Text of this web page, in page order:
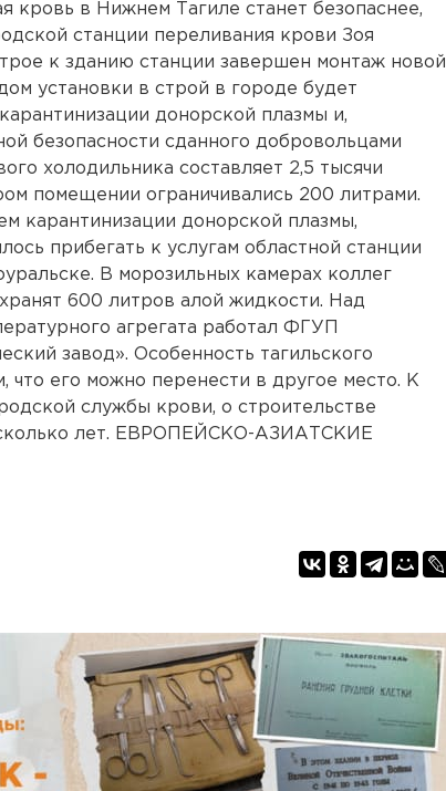
в Нижнем Тагиле станет безопаснее,
станции переливания крови Зоя
к зданию станции завершен монтаж новой
установки в строй в городе будет
донорской плазмы и,
безопасности сданного добровольцами
холодильника составляет 2,5 тысячи
помещении ограничивались 200 литрами.
карантинизации донорской плазмы,
прибегать к услугам областной станции
В морозильных камерах коллег
600 литров алой жидкости. Над
агрегата работал ФГУП
завод». Особенность тагильского
что его можно перенести в другое место. К
службы крови, о строительстве
лет. ЕВРОПЕЙСКО-АЗИАТСКИЕ